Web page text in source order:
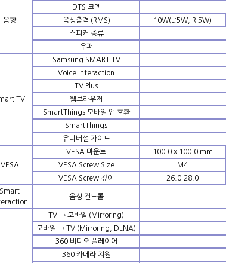
음향
DTS 코덱
음성출력 (RMS)
10W(L:5W, R:5W)
스피커 종류
우퍼
TV
Samsung SMART TV
Voice Interaction
TV Plus
웹브라우저
SmartThings 모바일 앱 호환
SmartThings
유니버설 가이드
VESA
VESA 마운트 100.0 x 100.0 mm
VESA Screw Size
M4
VESA Screw 깊이
26.0-28.0
Smart
음성 컨트롤
TV → 모바일 (Mirroring)
모바일 → TV (Mirroring, DLNA)
360 비디오 플레이어
360 카메라 지원